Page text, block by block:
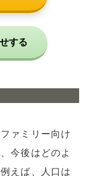
する
ァミリー向け
今後はどのよ
えば、人口は